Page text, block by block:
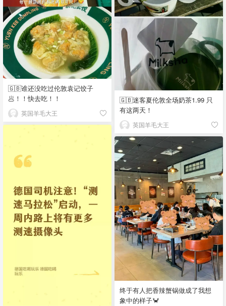
🇬🇧谁还没吃过伦敦袁记饺子
🥟！！快去吃！！
英国羊毛大王
🇬🇧迷客夏伦敦全场奶茶1.99 只
有这两天！
英国羊毛大王
终于有人把香辣蟹锅做成了我想
象中的样子🦀